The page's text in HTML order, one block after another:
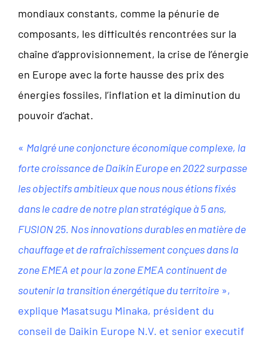
mondiaux constants, comme la pénurie de
composants, les difficultés rencontrées sur la
chaîne d’approvisionnement, la crise de l’énergie
en Europe avec la forte hausse des prix des
énergies fossiles, l’inflation et la diminution du
pouvoir d’achat.
« Malgré une conjoncture économique complexe, la
forte croissance de Daikin Europe en 2022 surpasse
les objectifs ambitieux que nous nous étions fixés
dans le cadre de notre plan stratégique à 5 ans,
FUSION 25. Nos innovations durables en matière de
chauffage et de rafraîchissement conçues dans la
zone EMEA et pour la zone EMEA continuent de
soutenir la transition énergétique du territoire»,
explique Masatsugu Minaka, président du
conseil de Daikin Europe N.V. et senior executif